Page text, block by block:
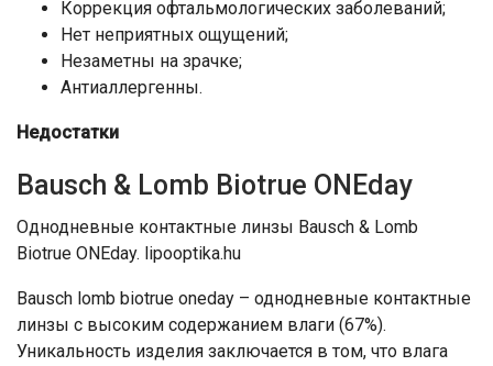
Коррекция офтальмологических заболеваний;
Нет неприятных ощущений;
Незаметны на зрачке;
Антиаллергенны.
Недостатки
Bausch & Lomb Biotrue ONEday
Однодневные контактные линзы Bausch & Lomb
Biotrue ONEday. lipooptika.hu
Bausch lomb biotrue oneday – однодневные контактные
линзы с высоким содержанием влаги (67%).
Уникальность изделия заключается в том, что влага